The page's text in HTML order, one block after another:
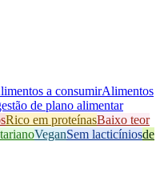
a consumirAlimentos
de plano alimentar
Rico em proteínasBaixo teor
VeganSem lacticíniosde